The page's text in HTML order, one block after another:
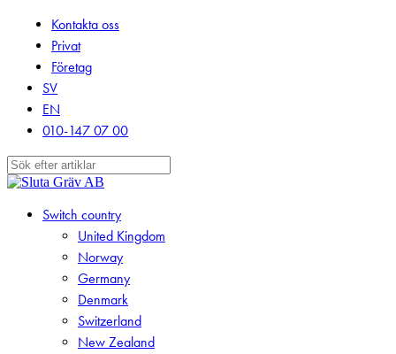
content
Kontakta oss
Privat
Företag
SV
EN
010-147 07 00
Close
search
Menu
Switch country
United Kingdom
Norway
Germany
Denmark
Switzerland
New Zealand